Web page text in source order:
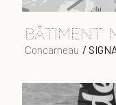
bâtiment
Concarneau /